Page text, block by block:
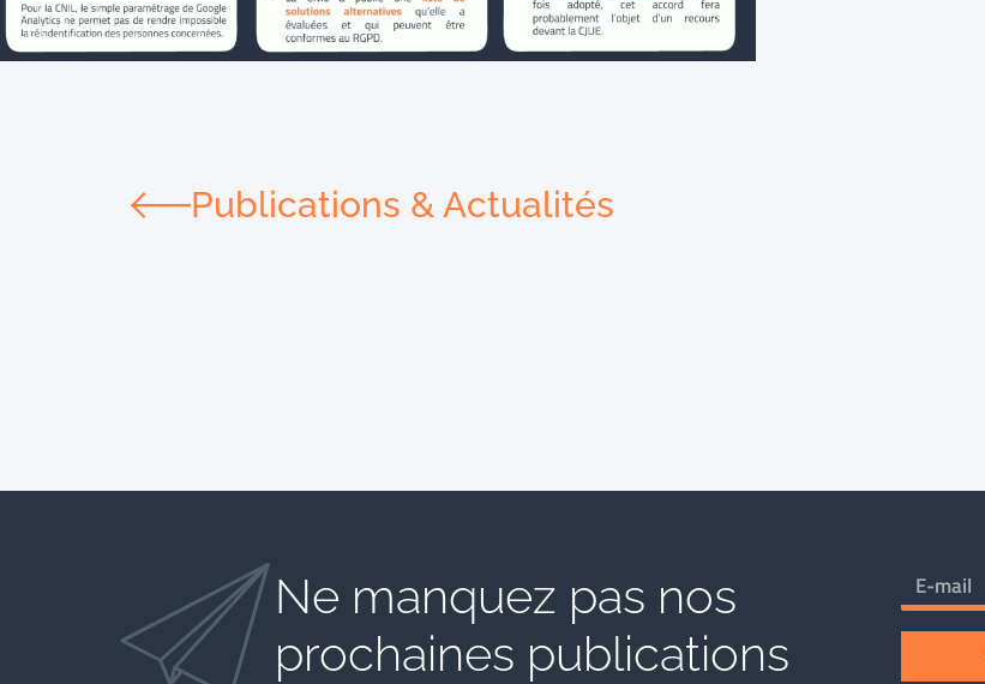
Publications & Actualités
Ne manquez pas nos
prochaines publications